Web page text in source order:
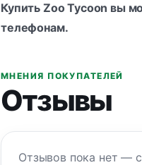
Купить Zoo Tycoon вы
телефонам.
МНЕНИЯ ПОКУПАТЕЛЕЙ
Отзывы
Отзывов пока нет —